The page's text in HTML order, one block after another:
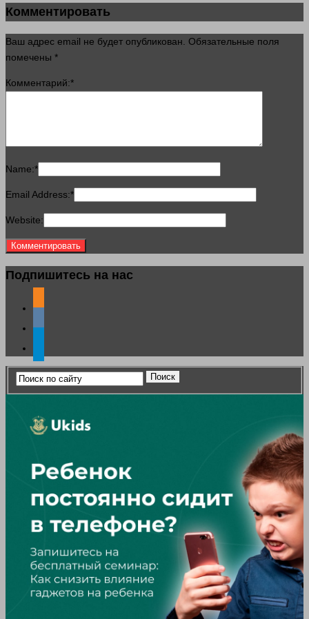
Комментировать
Ваш адрес email не будет опубликован. Обязательные поля
помечены *
Комментарий:*
Name:*
Email Address:*
Website:
Подпишитесь на нас